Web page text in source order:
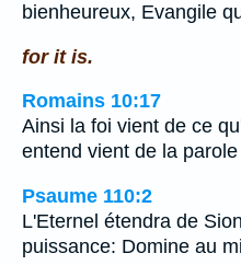
bienheureux, Evangile
for it is.
Romains 10:17
Ainsi la foi vient de ce
entend vient de la
Psaume 110:2
L'Eternel étendra de
puissance: Domine au